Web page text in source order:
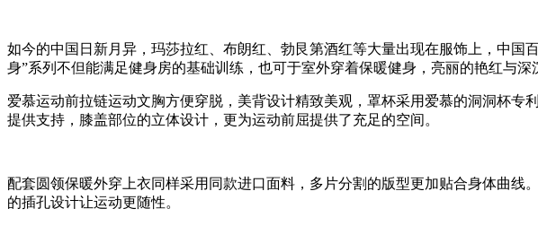
如今的中国日新月异，玛莎拉红、布朗红、勃艮第酒红等大量出现在服饰上，中
身”系列不但能满足健身房的基础训练，也可于室外穿着保暖健身，亮丽的艳红与
爱慕运动前拉链运动文胸方便穿脱，美背设计精致美观，罩杯采用爱慕的洞洞杯
提供支持，膝盖部位的立体设计，更为运动前屈提供了充足的空间。
配套圆领保暖外穿上衣同样采用同款进口面料，多片分割的版型更加贴合身体曲
的插孔设计让运动更随性。